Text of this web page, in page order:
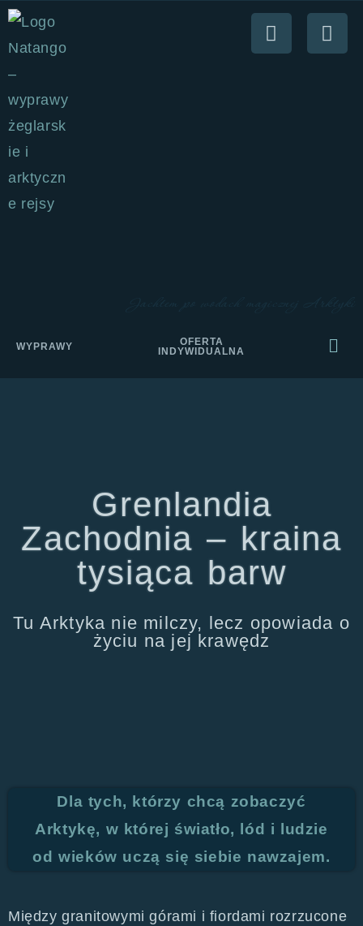
WYPRAWY
OFERTA
INDYWIDUALNA
Grenlandia
Zachodnia – kraina
tysiąca barw
Tu Arktyka nie milczy, lecz opowiada o
życiu na jej krawędz
Dla tych, którzy chcą zobaczyć
Arktykę, w której światło, lód i ludzie
od wieków uczą się siebie nawzajem.
Między granitowymi górami i fiordami rozrzucone